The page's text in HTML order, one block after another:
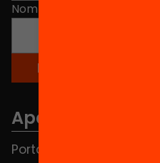
Nombre
Apartados
Portada